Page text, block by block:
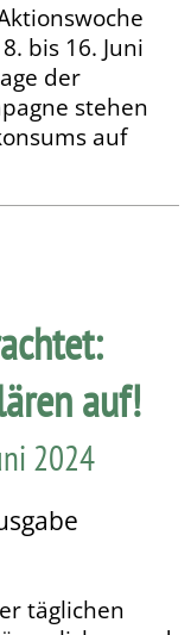
bis 16. Juni
der
stehen
auf
auf!
2024
täglichen